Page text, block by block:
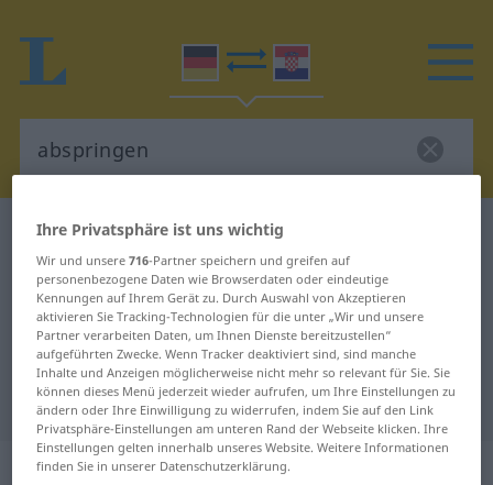
Deutsch-Kroatisch Wörterbuch
Deutsch-Kroatisch Übersetzung für
"abspringen"
"abspringen" Kroatisch
Übersetzung
„abspringen“
Ihre Privatsphäre ist uns wichtig
Wir und unsere716-Partner speichern und greifen auf
personenbezogene Daten wie Browserdaten oder eindeutige
Kennungen auf Ihrem Gerät zu. Durch Auswahl von Akzeptieren
aktivieren Sie Tracking-Technologien für die unter „Wir und unsere
Partner verarbeiten Daten, um Ihnen Dienste bereitzustellen“
aufgeführten Zwecke. Wenn Tracker deaktiviert sind, sind manche
Inhalte und Anzeigen möglicherweise nicht mehr so relevant für Sie. Sie
können dieses Menü jederzeit wieder aufrufen, um Ihre Einstellungen zu
ändern oder Ihre Einwilligung zu widerrufen, indem Sie auf den Link
Privatsphäre-Einstellungen am unteren Rand der Webseite klicken. Ihre
Einstellungen gelten innerhalb unseres Website. Weitere Informationen
finden Sie in unserer Datenschutzerklärung.